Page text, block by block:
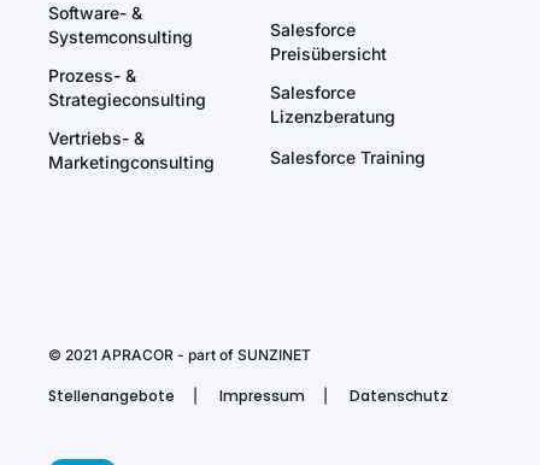
Software- &
Systemconsulting
Prozess- &
Strategieconsulting
Vertriebs- &
Marketingconsulting
Salesforce
Preisübersicht
Salesforce
Lizenzberatung
Salesforce Training
© 2021 APRACOR - part of SUNZINET
Stellenangebote Impressum Datenschutz